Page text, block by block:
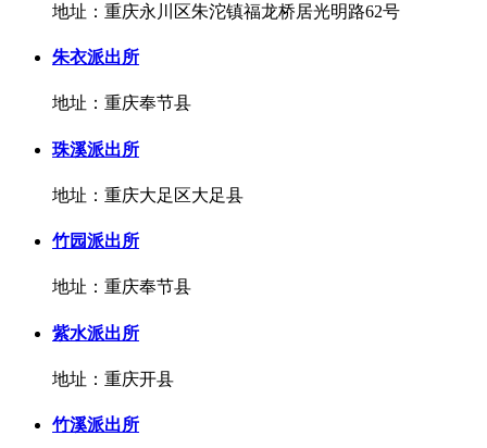
地址：重庆永川区朱沱镇福龙桥居光明路62号
朱衣派出所
地址：重庆奉节县
珠溪派出所
地址：重庆大足区大足县
竹园派出所
地址：重庆奉节县
紫水派出所
地址：重庆开县
竹溪派出所